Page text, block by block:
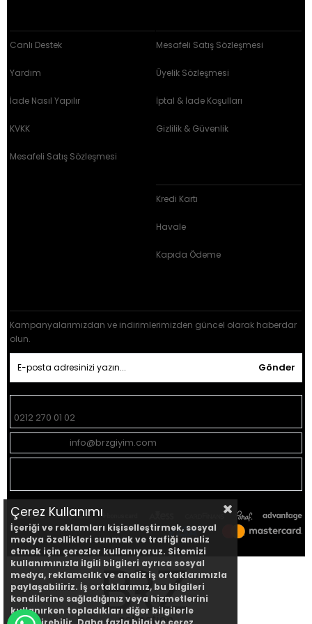
Canlı Destek
Yardım
İade Nasıl Yapılır
KVKK
Mesafeli Satış Sözleşmesi
Mesafeli Satış Sözleşmesi
Üyelik Sözleşmesi
İptal & İade Koşulları
Gizlilik & Güvenlik
Kredi Kartı
Havale
Kapıda Ödeme
Kampanyalarımızdan ve indirimlerimizden güncel olarak haberdar
olun.
Gönder
0212 270 01 02
info@brzgiyim.com
Çerez Kullanımı
İçeriği ve reklamları kişiselleştirmek, sosyal
medya özellikleri sunmak ve trafiği analiz
etmek için çerezler kullanıyoruz. Sitemizi
kullanımınızla ilgili bilgileri ayrıca sosyal
medya, reklamcılık ve analiz iş ortaklarımızla
paylaşabiliriz. İş ortaklarımız, bu bilgileri
kendilerine sağladığınız veya hizmetlerini
kullanırken topladıkları diğer bilgilerle